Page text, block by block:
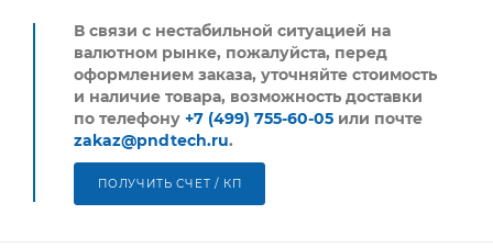
В связи с нестабильной ситуацией на
валютном рынке, пожалуйста, перед
оформлением заказа, уточняйте стоимость
и наличие товара, возможность доставки
по телефону +7 (499) 755-60-05 или почте
zakaz@pndtech.ru.
ПОЛУЧИТЬ СЧЕТ / КП